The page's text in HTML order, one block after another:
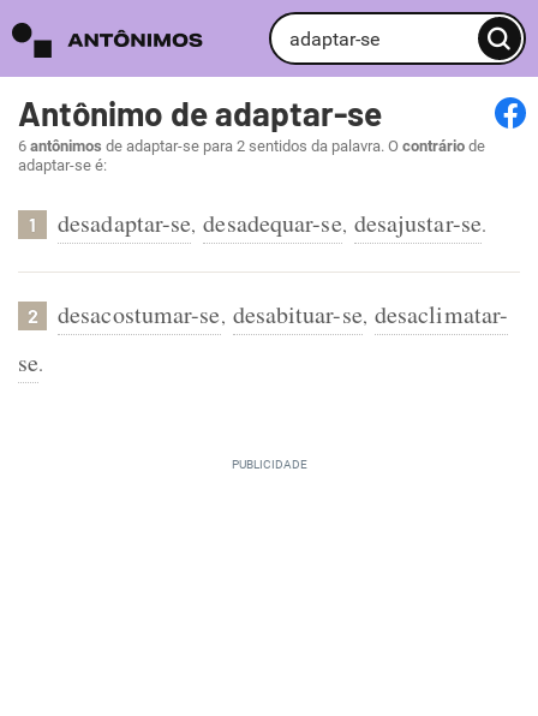
Antônimo de adaptar-se
6 antônimos de adaptar-se para 2 sentidos da palavra. O contrário de
adaptar-se é:
1 desadaptar-se, desadequar-se, desajustar-se.
2 desacostumar-se, desabituar-se, desaclimatar-
se.